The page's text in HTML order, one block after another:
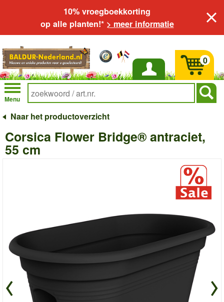
10% vroegboekkorting
op alle planten!* > meer informatie
Inloggen
Menu
0
Naar het productoverzicht
Corsica Flower Bridge® antraciet,
55 cm